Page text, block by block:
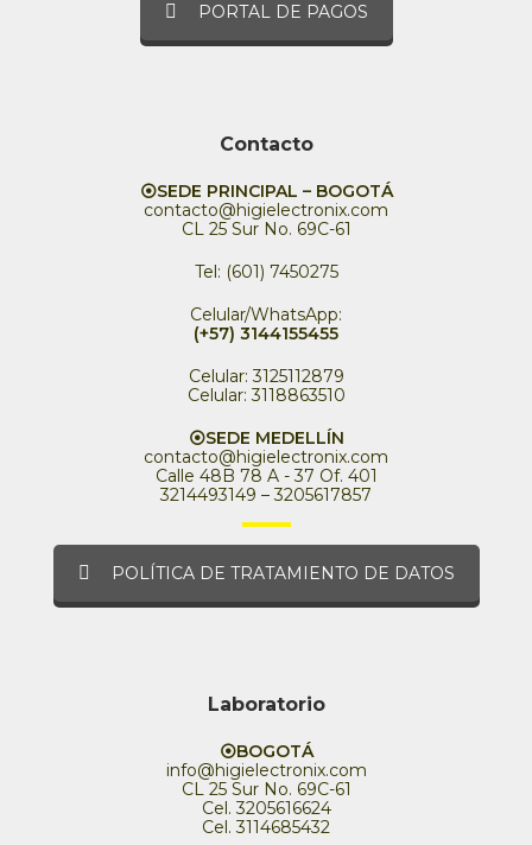
PORTAL DE PAGOS
Contacto
⦿SEDE PRINCIPAL – BOGOTÁ
contacto@higielectronix.com
CL 25 Sur No. 69C-61
Tel: (601) 7450275
Celular/WhatsApp:
(+57) 3144155455
Celular: 3125112879
Celular: 3118863510
⦿SEDE MEDELLÍN
contacto@higielectronix.com
Calle 48B 78 A - 37 Of. 401
3214493149 – 3205617857
POLÍTICA DE TRATAMIENTO DE DATOS
Laboratorio
⦿BOGOTÁ
info@higielectronix.com
CL 25 Sur No. 69C-61
Cel. 3205616624
Cel. 3114685432